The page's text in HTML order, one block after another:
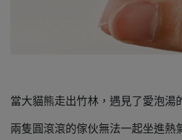
當大貓熊走出竹林，遇見了愛泡湯
兩隻圓滾滾的傢伙無法一起坐進熱